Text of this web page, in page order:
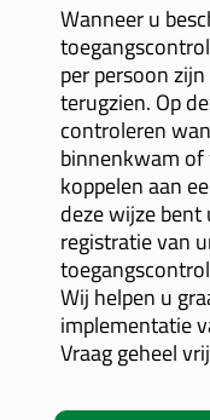
Wanneer u
per persoon
terugzien. Op
controleren
binnenkwam of
koppelen aan
deze wijze
registratie van
Wij helpen u
implementatie
Vraag geheel